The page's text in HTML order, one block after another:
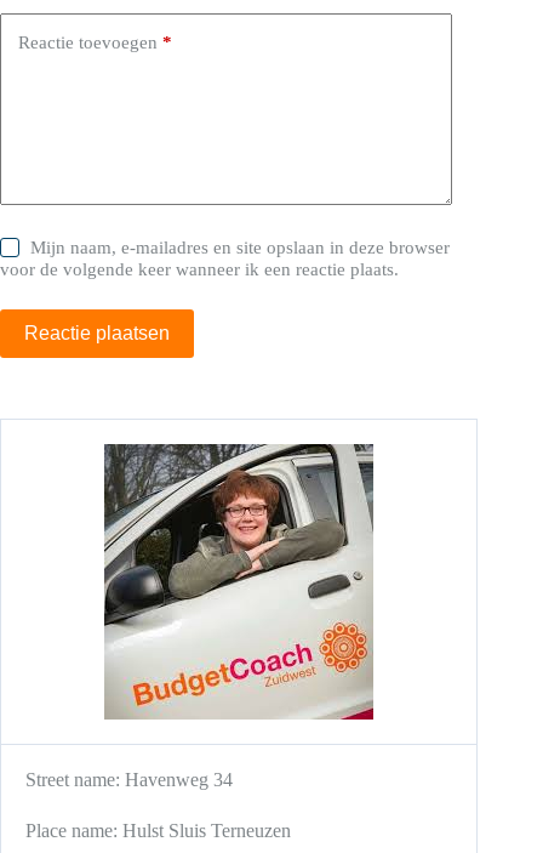
Reactie toevoegen *
Mijn naam, e-mailadres en site opslaan in deze browser
voor de volgende keer wanneer ik een reactie plaats.
Reactie plaatsen
Street name: Havenweg 34
Place name: Hulst Sluis Terneuzen